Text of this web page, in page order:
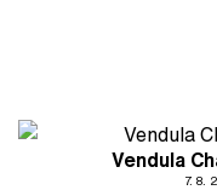
Vendula
7. 8.